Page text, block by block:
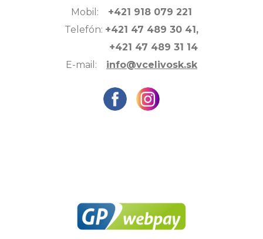
Mobil: +421 918 079 221
Telefón: +421 47 489 30 41,
+421 47 489 31 14
E-mail: info@vcelivosk.sk